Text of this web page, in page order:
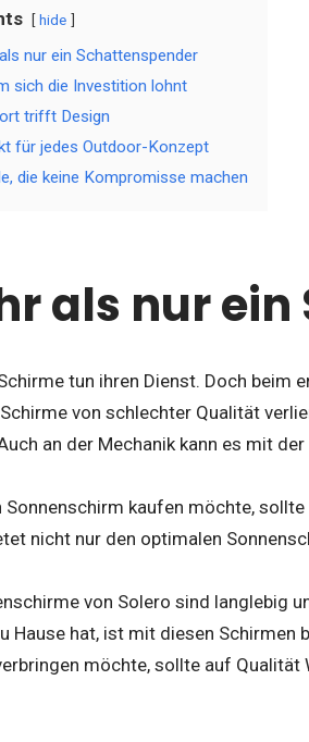
hide
nur ein Schattenspender
sich die Investition lohnt
trifft Design
für jedes Outdoor-Konzept
die keine Kompromisse machen
als nur
tun ihren Dienst. Doch
von schlechter Qualität
an der Mechanik kann es mit
Sonnenschirm kaufen möchte,
nicht nur den optimalen
von Solero sind langlebig
Hause hat, ist mit diesen Schirmen
möchte, sollte auf Qualität